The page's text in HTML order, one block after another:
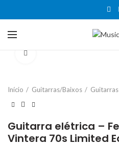
Início Guitarras/Baixos
Guitarra elétrica –
Vintera 70s Limited